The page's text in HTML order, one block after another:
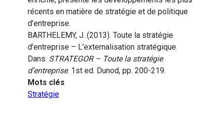
récents en matière de stratégie et de politique
d’entreprise.
BARTHELEMY, J. (2013). Toute la stratégie
d’entreprise – L’externalisation stratégique.
Dans: STRATEGOR – Toute la stratégie
d’entreprise. 1st ed. Dunod, pp. 200-219.
Mots clés
Stratégie